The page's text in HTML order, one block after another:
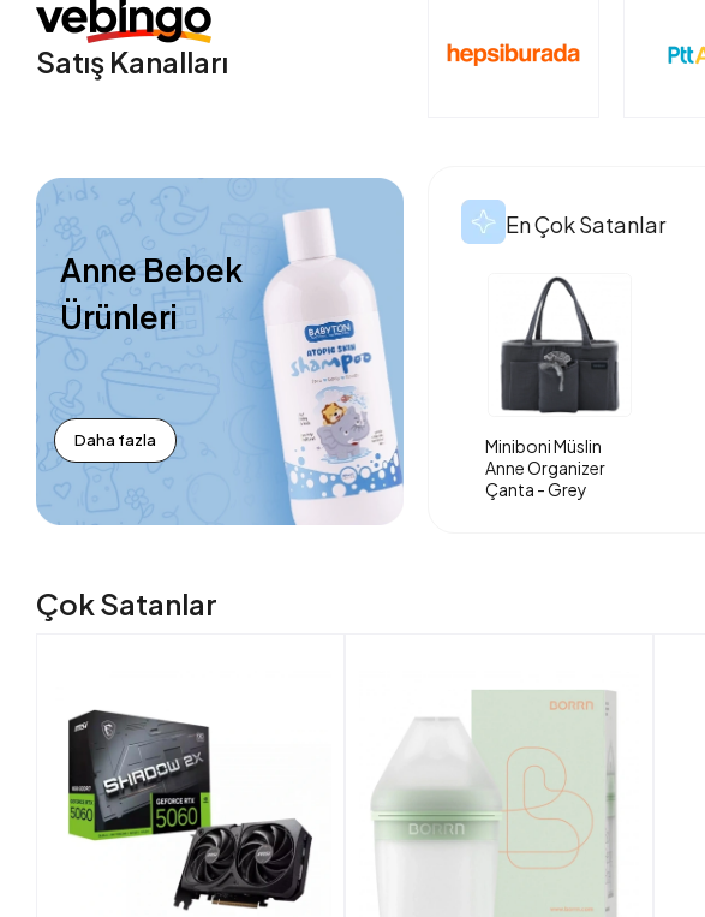
Satış Kanalları
Anne Bebek
Ürünleri
Daha fazla
En Çok Satanlar
Miniboni Müslin
Anne Organizer
Çanta - Grey
Çok Satanlar